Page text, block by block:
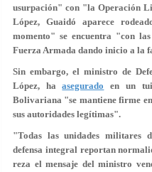
usurpación" con "la Operación
López, Guaidó aparece
momento" se encuentra "con
Fuerza Armada dando inicio a la
Sin embargo, el ministro de
López, haasegurado en un
Bolivariana "se mantienefirme
sus autoridades legítimas".
"Todas las unidades militares
defensa integral reportan
reza el mensaje del ministro